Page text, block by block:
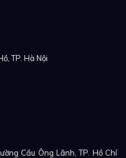
TP. Hà Nội
Cầu Ông Lãnh, TP. Hồ Chí